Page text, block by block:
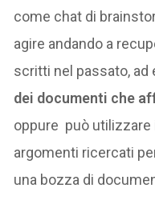
come chat di
agire andando a
scritti nel passato, ad
dei documenti che
oppure può
argomenti ricercati
una bozza di